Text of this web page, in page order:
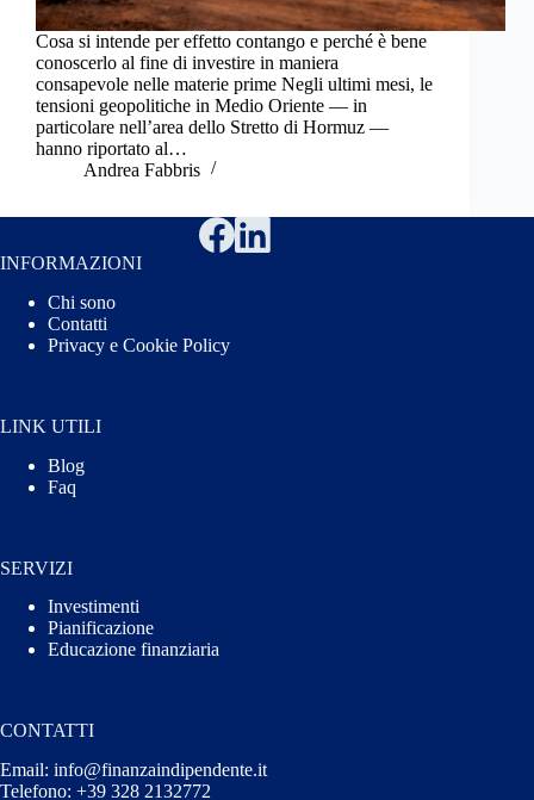
Cosa si intende per effetto contango e perché è bene
conoscerlo al fine di investire in maniera
consapevole nelle materie prime Negli ultimi mesi, le
tensioni geopolitiche in Medio Oriente — in
particolare nell’area dello Stretto di Hormuz —
hanno riportato al…
Andrea Fabbris
INFORMAZIONI
Chi sono
Contatti
Privacy e Cookie Policy
LINK UTILI
Blog
Faq
SERVIZI
Investimenti
Pianificazione
Educazione finanziaria
CONTATTI
Email: info@finanzaindipendente.it
Telefono: +39 328 2132772